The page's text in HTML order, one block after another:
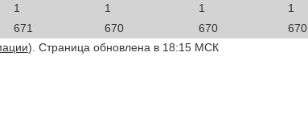
1 1 1
1
671 670 670
670
). Страница обновлена в 18:15 МСК